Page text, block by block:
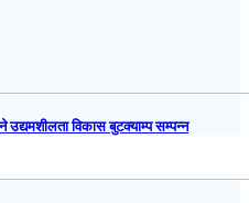
विकास बुटक्याम्प सम्पन्न